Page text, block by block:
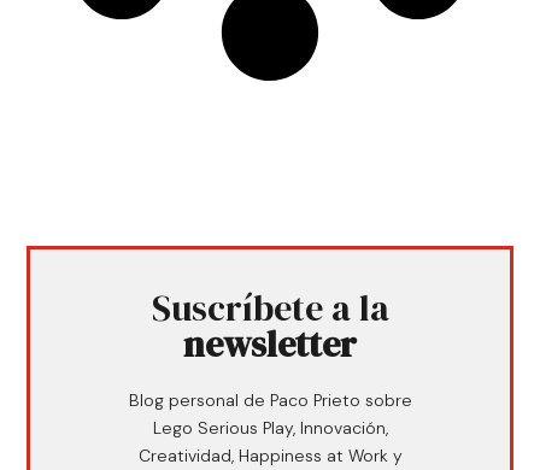
Suscríbete a la
newsletter
Blog personal de Paco Prieto sobre
Lego Serious Play, Innovación,
Creatividad, Happiness at Work y